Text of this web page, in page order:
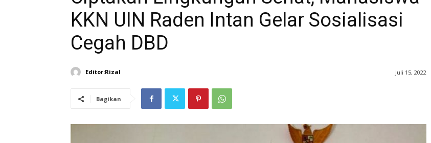
KKN UIN Raden Intan Gelar Sosialisasi
Cegah DBD
Editor:Rizal Juli 15, 2022
Bagikan